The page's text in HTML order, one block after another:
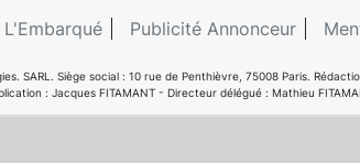
Publicité Annonceur
SARL. Siège social : 10 rue de Penthièvre, 75008 Paris.
: Jacques FITAMANT - Directeur délégué : Mathieu